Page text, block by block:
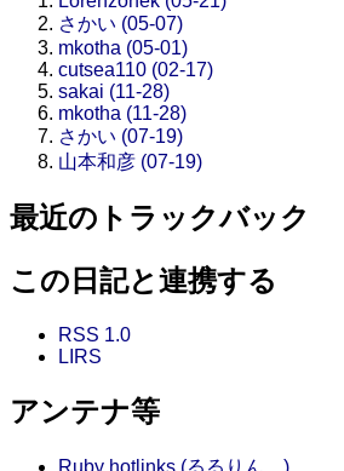
さかい (05-07)
mkotha (05-01)
cutsea110 (02-17)
sakai (11-28)
mkotha (11-28)
さかい (07-19)
山本和彦 (07-19)
最近のトラックバック
この日記と連携する
RSS 1.0
LIRS
アンテナ等
Ruby hotlinks (るるりん。)